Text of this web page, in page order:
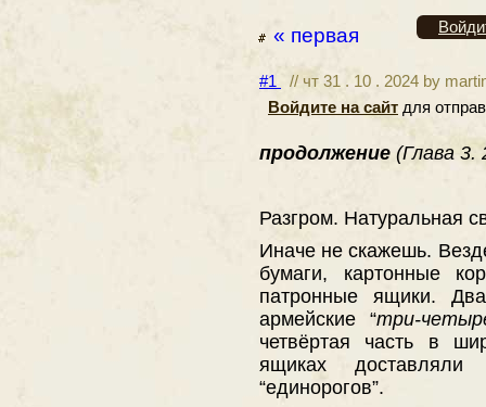
#1
// чт 31 . 10 . 2024 by
Войдите на сайт для
продолжение (Глава 3.
Разгром. Натуральная
Иначе не скажешь.
бумаги, картонные
патронные ящики.
армейские “три-
четвёртая часть в
ящиках
“единорогов”.
« первая